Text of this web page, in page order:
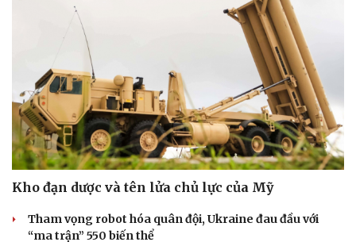
Phòng mạch online
Ăn sạch sống khỏe
Kho đạn dược và tên lửa chủ lực của Mỹ
Tham vọng robot hóa quân đội, Ukraine đau đầu với
“ma trận” 550 biến thể